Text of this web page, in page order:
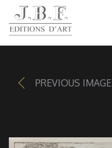
PREVIOUS IMAGE